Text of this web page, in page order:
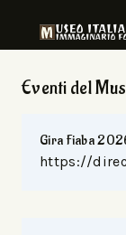
Eventi del
Gira Fiaba
https://